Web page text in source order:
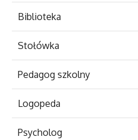
Biblioteka
Stołówka
Pedagog szkolny
Logopeda
Psycholog